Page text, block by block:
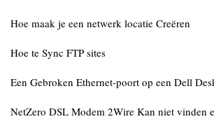
Hoe maak je een netwerk locatie Creëren
Hoe te Sync FTP sites
Een Gebroken Ethernet-poort op een Dell
NetZero DSL Modem 2Wire Kan niet vinden